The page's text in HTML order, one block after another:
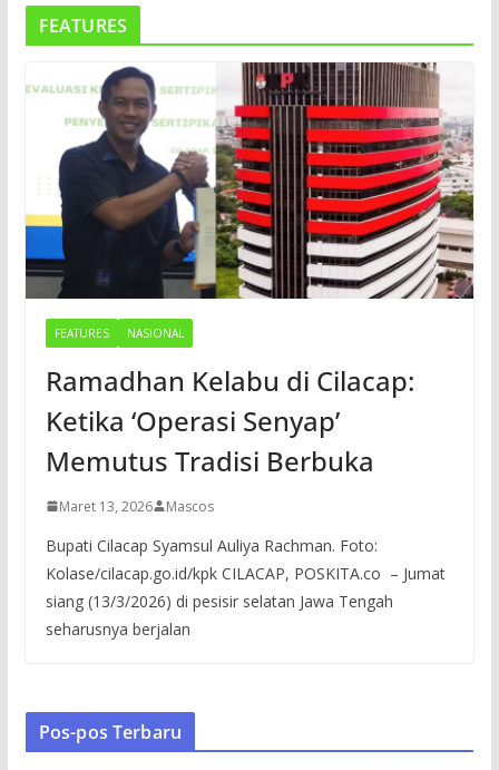
FEATURES
FEATURES NASIONAL
Ramadhan Kelabu di Cilacap:
Ketika ‘Operasi Senyap’
Memutus Tradisi Berbuka
Maret 13, 2026 Mascos
Bupati Cilacap Syamsul Auliya Rachman. Foto:
Kolase/cilacap.go.id/kpk CILACAP, POSKITA.co – Jumat
siang (13/3/2026) di pesisir selatan Jawa Tengah
seharusnya berjalan
Pos-pos Terbaru